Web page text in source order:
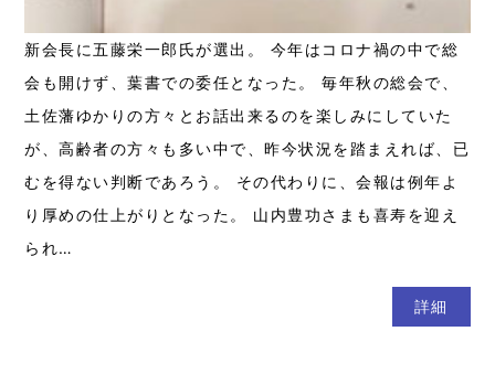
新会長に五藤栄一郎氏が選出。 今年はコロナ禍の中で総
会も開けず、葉書での委任となった。 毎年秋の総会で、
土佐藩ゆかりの方々とお話出来るのを楽しみにしていた
が、高齢者の方々も多い中で、昨今状況を踏まえれば、已
むを得ない判断であろう。 その代わりに、会報は例年よ
り厚めの仕上がりとなった。 山内豊功さまも喜寿を迎え
られ…
詳細